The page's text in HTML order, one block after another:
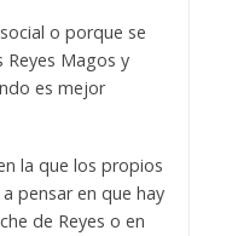
o porque se
Reyes Magos y
es mejor
la que los propios
pensar en que hay
de Reyes o en